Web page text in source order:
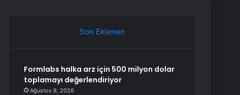
Son Eklenen
Formlabs halka arz için 500 milyon dolar
toplamayı değerlendiriyor
Ağustos 8, 2026